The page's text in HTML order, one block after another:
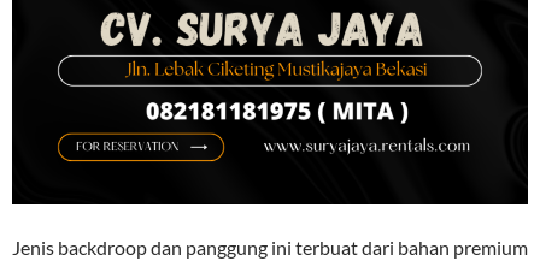
Jenis backdroop dan panggung ini terbuat dari bahan premium